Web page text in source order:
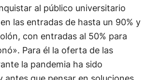
al público universitario
las entradas de hasta un 90% y
con entradas al 50% para
Para él la oferta de las
la pandemia ha sido